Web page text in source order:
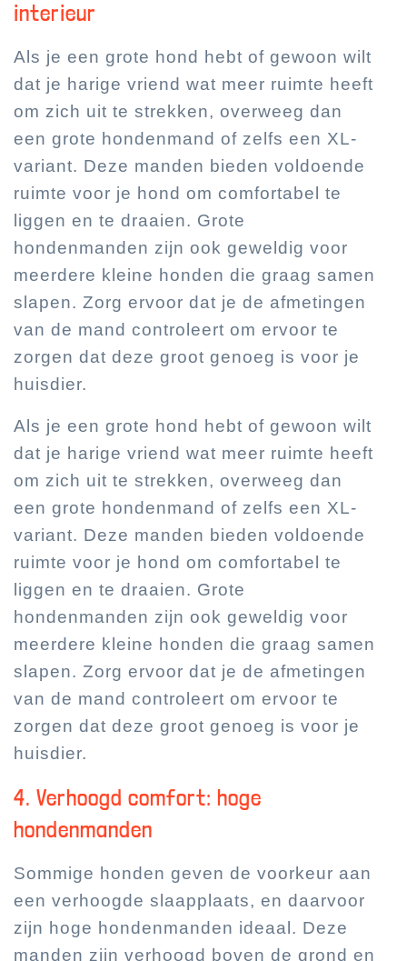
interieur
Als je een grote hond hebt of gewoon wilt
dat je harige vriend wat meer ruimte heeft
om zich uit te strekken, overweeg dan
een grote hondenmand of zelfs een XL-
variant. Deze manden bieden voldoende
ruimte voor je hond om comfortabel te
liggen en te draaien. Grote
hondenmanden zijn ook geweldig voor
meerdere kleine honden die graag samen
slapen. Zorg ervoor dat je de afmetingen
van de mand controleert om ervoor te
zorgen dat deze groot genoeg is voor je
huisdier.
Als je een grote hond hebt of gewoon wilt
dat je harige vriend wat meer ruimte heeft
om zich uit te strekken, overweeg dan
een grote hondenmand of zelfs een XL-
variant. Deze manden bieden voldoende
ruimte voor je hond om comfortabel te
liggen en te draaien. Grote
hondenmanden zijn ook geweldig voor
meerdere kleine honden die graag samen
slapen. Zorg ervoor dat je de afmetingen
van de mand controleert om ervoor te
zorgen dat deze groot genoeg is voor je
huisdier.
4. Verhoogd comfort: hoge
hondenmanden
Sommige honden geven de voorkeur aan
een verhoogde slaapplaats, en daarvoor
zijn hoge hondenmanden ideaal. Deze
manden zijn verhoogd boven de grond en